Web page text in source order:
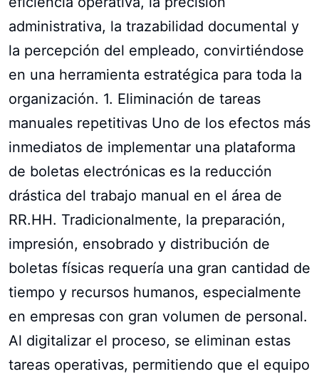
administrativa, la trazabilidad documental y
la percepción del empleado, convirtiéndose
en una herramienta estratégica para toda la
organización. 1. Eliminación de tareas
manuales repetitivas Uno de los efectos más
inmediatos de implementar una plataforma
de boletas electrónicas es la reducción
drástica del trabajo manual en el área de
RR.HH. Tradicionalmente, la preparación,
impresión, ensobrado y distribución de
boletas físicas requería una gran cantidad de
tiempo y recursos humanos, especialmente
en empresas con gran volumen de personal.
Al digitalizar el proceso, se eliminan estas
tareas operativas, permitiendo que el equipo